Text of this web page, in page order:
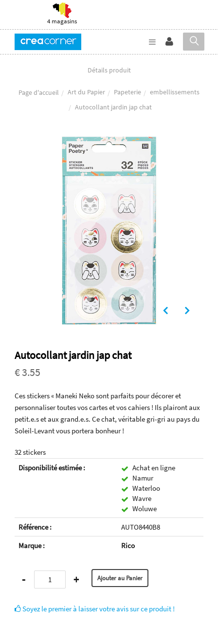
4 magasins
Détails produit
Page d'accueil Art du Papier Papeterie
embellissements
Autocollant jardin jap chat
Autocollant jardin jap chat
€ 3.55
Ces stickers « Maneki Neko sont parfaits pour décorer et
personnaliser toutes vos cartes et vos cahiers ! Ils plairont aux
petit.e.s et aux grand.e.s. Ce chat, véritable gri-gri au pays du
Soleil-Levant vous portera bonheur !
32 stickers
Disponibilité estimée :
Achat en ligne
Namur
Waterloo
Wavre
Woluwe
Référence :
AUTO8440B8
Marque :
Rico
- +
Soyez le premier à laisser votre avis sur ce produit !